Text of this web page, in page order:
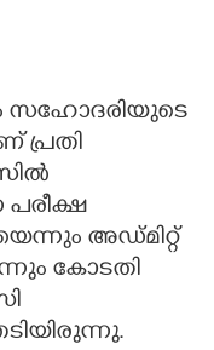
സഹോദരിയുടെ
പ്രതി
പരീക്ഷ
അഡ്മിറ്റ്
കോടതി